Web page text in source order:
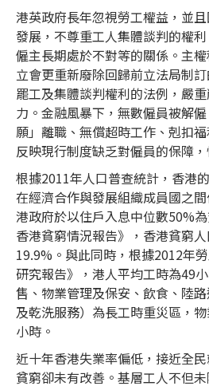
港英政府長年忽視勞工權益，並
發展，不尊重工人集體談判的權
僱主長期處於不對等的關係。主
立會更重新廢除回歸前立法局制
罷工及集體談判權利的法例，嚴
力。金融風暴下，無數僱員被解
願」離職、無償超時工作、剋扣
反映現行制度缺乏對僱員的保障
根據2011年人口普查統計，香港
在經濟合作與發展組織成員國之
港政府於以住戶入息中位數50%
香港貧窮情況報告》，香港貧窮
19.9%。與此同時，根據2012年
研究報告》，港人平均工時為49
售、物業管理及保安、飲食、陸
及乾洗服務）為長工時重災區，
小時。
近十年香港失業率偏低，接近全
貧窮卻未有改善。基層工人不但